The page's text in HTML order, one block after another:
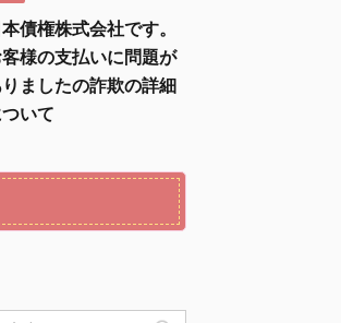
債権株式会社です。
様の支払いに問題が
ましたの詐欺の詳細
いて